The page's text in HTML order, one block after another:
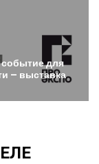
событиедля
– выставка